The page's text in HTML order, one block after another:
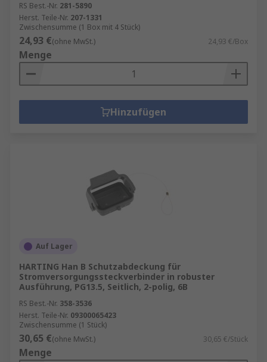
RS Best.-Nr. 281-5890
Herst. Teile-Nr. 207-1331
Zwischensumme (1 Box mit 4 Stück)
24,93 €(ohne MwSt.) 24,93 €/Box
Menge
Hinzufügen
Auf Lager
HARTING Han B Schutzabdeckung für
Stromversorgungssteckverbinder in robuster
Ausführung, PG13.5, Seitlich, 2-polig, 6B
RS Best.-Nr. 358-3536
Herst. Teile-Nr. 09300065423
Zwischensumme (1 Stück)
30,65 €(ohne MwSt.) 30,65 €/Stück
Menge